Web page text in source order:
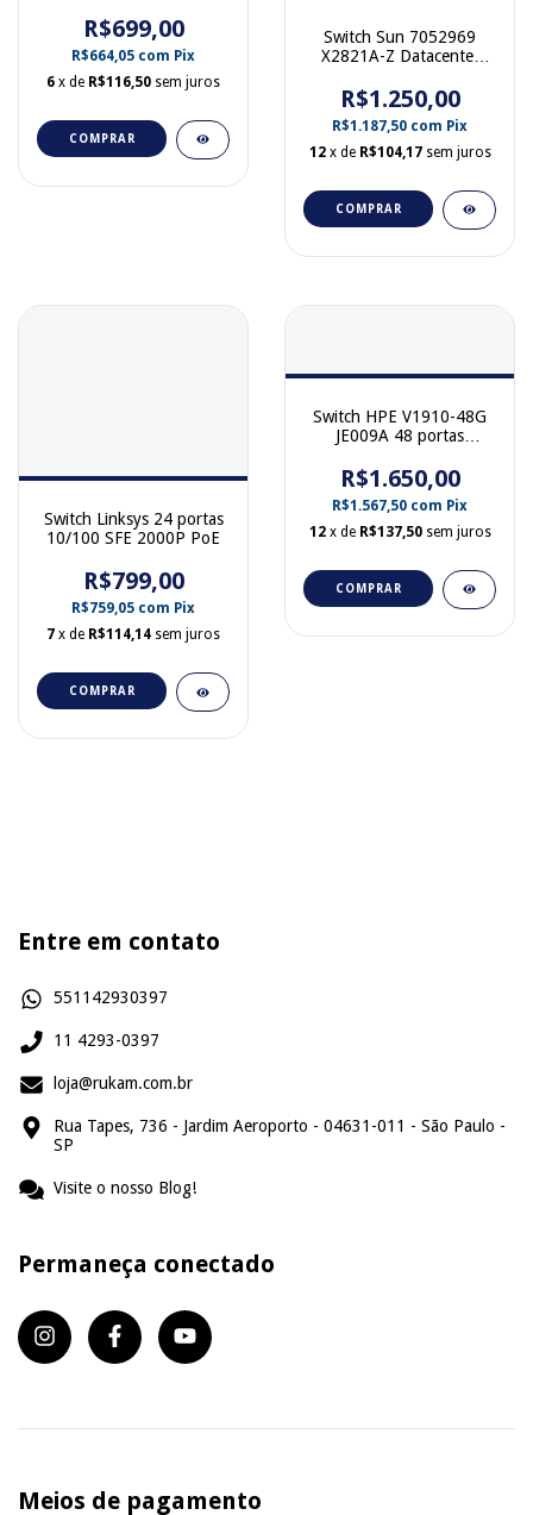
R$699,00
R$664,05 com Pix
6 x de R$116,50 sem juros
COMPRAR
Switch Sun 7052969
X2821A-Z Datacenter
R$1.250,00
R$1.187,50 com Pix
12 x de R$104,17 sem juros
COMPRAR
Switch Linksys 24 portas
10/100 SFE 2000P PoE
R$799,00
R$759,05 com Pix
7 x de R$114,14 sem juros
COMPRAR
Switch HPE V1910-48G
JE009A 48 portas
R$1.650,00
R$1.567,50 com Pix
12 x de R$137,50 sem juros
COMPRAR
Entre em contato
551142930397
11 4293-0397
loja@rukam.com.br
Rua Tapes, 736 - Jardim Aeroporto - 04631-011 - São Paulo -
SP
Visite o nosso Blog!
Permaneça conectado
Meios de pagamento